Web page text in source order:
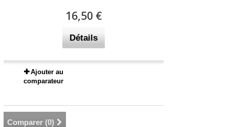
16,50 €
Détails
Ajouter au
comparateur
Comparer (0)